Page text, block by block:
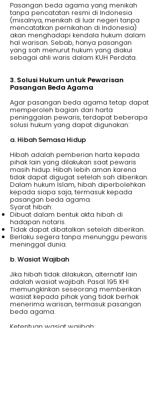
Pasangan beda agama yang menikah
tanpa pencatatan resmi di Indonesia
(misalnya, menikah di luar negeri tanpa
mencatatkan pernikahan di Indonesia)
akan menghadapi kendala hukum dalam
hal warisan. Sebab, hanya pasangan
yang sah menurut hukum yang diakui
sebagai ahli waris dalam KUH Perdata.
3. Solusi Hukum untuk Pewarisan
Pasangan Beda Agama
Agar pasangan beda agama tetap dapat
memperoleh bagian dari harta
peninggalan pewaris, terdapat beberapa
solusi hukum yang dapat digunakan:
a. Hibah Semasa Hidup
Hibah adalah pemberian harta kepada
pihak lain yang dilakukan saat pewaris
masih hidup. Hibah lebih aman karena
tidak dapat digugat setelah sah diberikan.
Dalam hukum Islam, hibah diperbolehkan
kepada siapa saja, termasuk kepada
pasangan beda agama.
Syarat hibah:
Dibuat dalam bentuk akta hibah di
hadapan notaris.
Tidak dapat dibatalkan setelah diberikan.
Berlaku segera tanpa menunggu pewaris
meninggal dunia.
b. Wasiat Wajibah
Jika hibah tidak dilakukan, alternatif lain
adalah wasiat wajibah. Pasal 195 KHI
memungkinkan seseorang memberikan
wasiat kepada pihak yang tidak berhak
menerima warisan, termasuk pasangan
beda agama.
Ketentuan wasiat wajibah: